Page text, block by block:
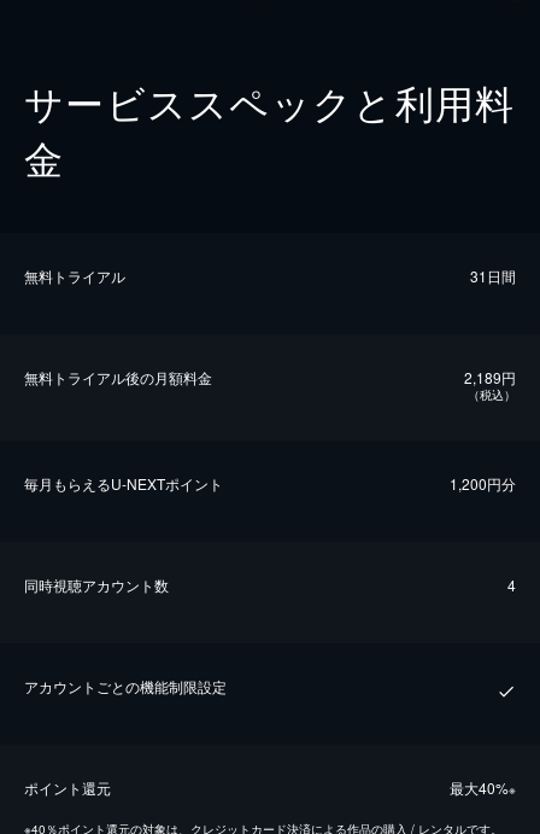
サービススペックと利用料
金
無料トライアル 31日間
無料トライアル後の⽉額料金 2,189円
（税込）
毎⽉もらえるU-NEXTポイント 1,200円分
同時視聴アカウント数 4
アカウントごとの機能制限設定
ポイント還元 最⼤40%※
※40％ポイント還元の対象は、クレジットカード決済による作品の購入 / レンタルです。